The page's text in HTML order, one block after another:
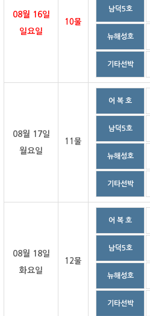
08월 16일
일요일
10물
남덕5호
뉴해성호
기타선박
08월 17일
월요일
11물
어 복 호
남덕5호
뉴해성호
기타선박
08월 18일
화요일
12물
어 복 호
남덕5호
뉴해성호
기타선박